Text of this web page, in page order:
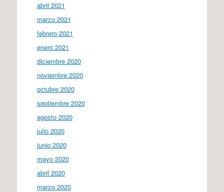
abril 2021
marzo 2021
febrero 2021
enero 2021
diciembre 2020
noviembre 2020
octubre 2020
septiembre 2020
agosto 2020
julio 2020
junio 2020
mayo 2020
abril 2020
marzo 2020